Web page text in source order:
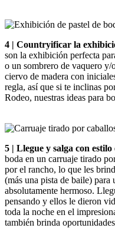
4 | Countryificar la
son la exhibición perfecta
o un sombrero de vaquero y/
ciervo de madera con
regla, así que si te inclinas
Rodeo, nuestras ideas para
5 | Llegue y salga con
boda en un carruaje tirado
por el rancho, lo que les
(más una pista de baile)
absolutamente hermoso.
pensando y ellos le dieron
toda la noche en el
también brinda